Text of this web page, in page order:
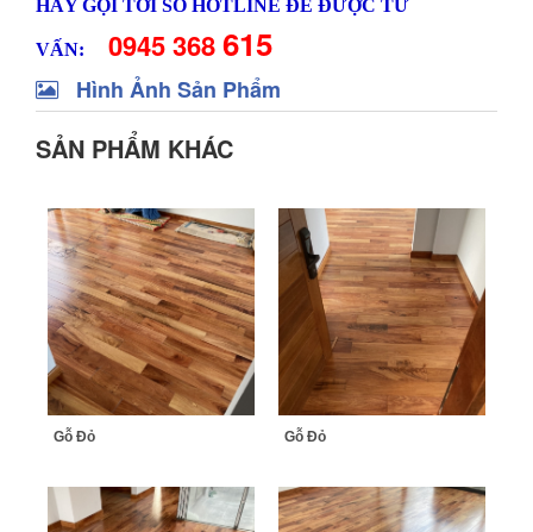
HÃY GỌI TỚI SỐ HOTLINE ĐỂ ĐƯỢC TƯ
VẤN: 0945 368615
Hình Ảnh Sản Phẩm
SẢN PHẨM KHÁC
Gỗ Đỏ Gỗ Đỏ